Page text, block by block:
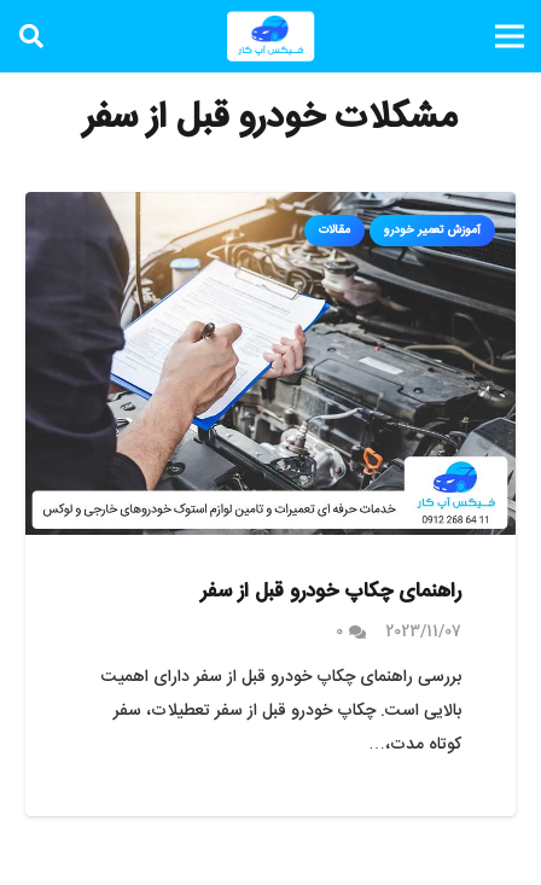
مشکلات خودرو قبل از سفر
آموزش تعمیر خودرو مقالات
راهنمای چکاپ خودرو قبل از سفر
2023/11/07
0
بررسی راهنمای چکاپ خودرو قبل از سفر دارای اهمیت
بالایی است. چکاپ خودرو قبل از سفر تعطیلات، سفر
کوتاه مدت،…